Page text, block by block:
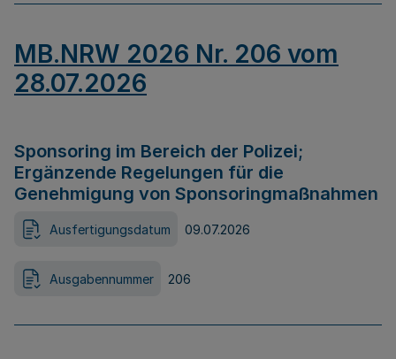
MB.NRW 2026 Nr. 206 vom
28.07.2026
Sponsoring im Bereich der Polizei;
Ergänzende Regelungen für die
Genehmigung von Sponsoringmaßnahmen
Ausfertigungsdatum 09.07.2026
Ausgabennummer 206